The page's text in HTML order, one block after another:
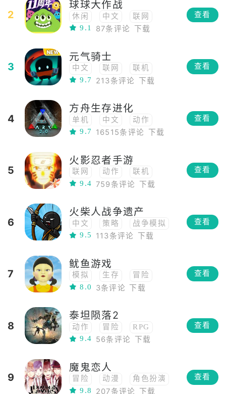
2
球球大作战
休闲 中文
联网
联机
冒险
多人
国产
9.1 87条评论 下载
查看
3
元气骑士
中文 联网
联机
冒险
像素
多人
地牢
Roguelike
独立
局域网
弹幕射击
TPS
国产
本地联机
9.7 213条评论 下载
查看
4
方舟生存进化
单机 中文
动作
联机
模拟经营
冒险
高自由度
高画质
恐龙
沙盒
多人
开放世界
3D
PVP
steam移植
ARPG
单人
9.7 16515条评论 下载
查看
5
火影忍者手游
联网 动作
联机
冒险
格斗
动漫
卡牌
二次元
回合制
竞技
横版
火影忍者
横版格斗
9.4 759条评论 下载
查看
6
火柴人战争遗产
中文 策略
战争模拟
冒险
9.5 113条评论 下载
查看
7
鱿鱼游戏
模拟 生存
冒险
沙盒
8.0 3条评论 下载
查看
8
泰坦陨落2
动作 冒险
RPG
射击
9.4 56条评论 下载
查看
9
魔鬼恋人
冒险 动漫
角色扮演
养成
乙女
恋爱
9.8 207条评论 下载
查看